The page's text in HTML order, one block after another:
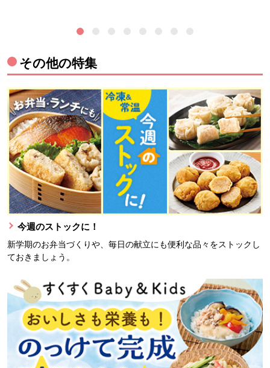
その他の特集
今週のストックに！
新学期のお弁当づくりや、毎日の献立にも便利な品々をストックし
ておきましょう。